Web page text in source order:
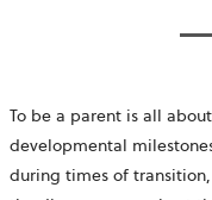
To be a parent is all
developmental
during times of